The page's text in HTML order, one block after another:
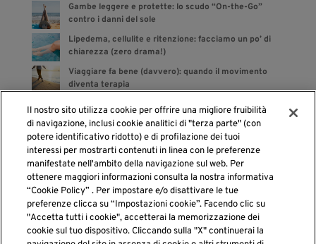
Gambe leggere e protette: lo scudo “On-the-Go”
contro i danni del sole
Lipedema, cellulite e ritenzione: facciamo un po’ di
chiarezza (zero drama!)
Viaggiare fa bene (davvero): quando il movimento
diventa terapia
Bye bye gonfiore: gli integratori sono dalla tua parte
Il nostro sito utilizza cookie per offrire una migliore fruibilità
di navigazione, inclusi cookie analitici di "terza parte" (con
potere identificativo ridotto) e di profilazione dei tuoi
interessi per mostrarti contenuti in linea con le preferenze
manifestate nell'ambito della navigazione sul web. Per
ottenere maggiori informazioni consulta la nostra informativa
“Cookie Policy” . Per impostare e/o disattivare le tue
preferenze clicca su “Impostazioni cookie”. Facendo clic su
"Accetta tutti i cookie", accetterai la memorizzazione dei
cookie sul tuo dispositivo. Cliccando sulla "X" continuerai la